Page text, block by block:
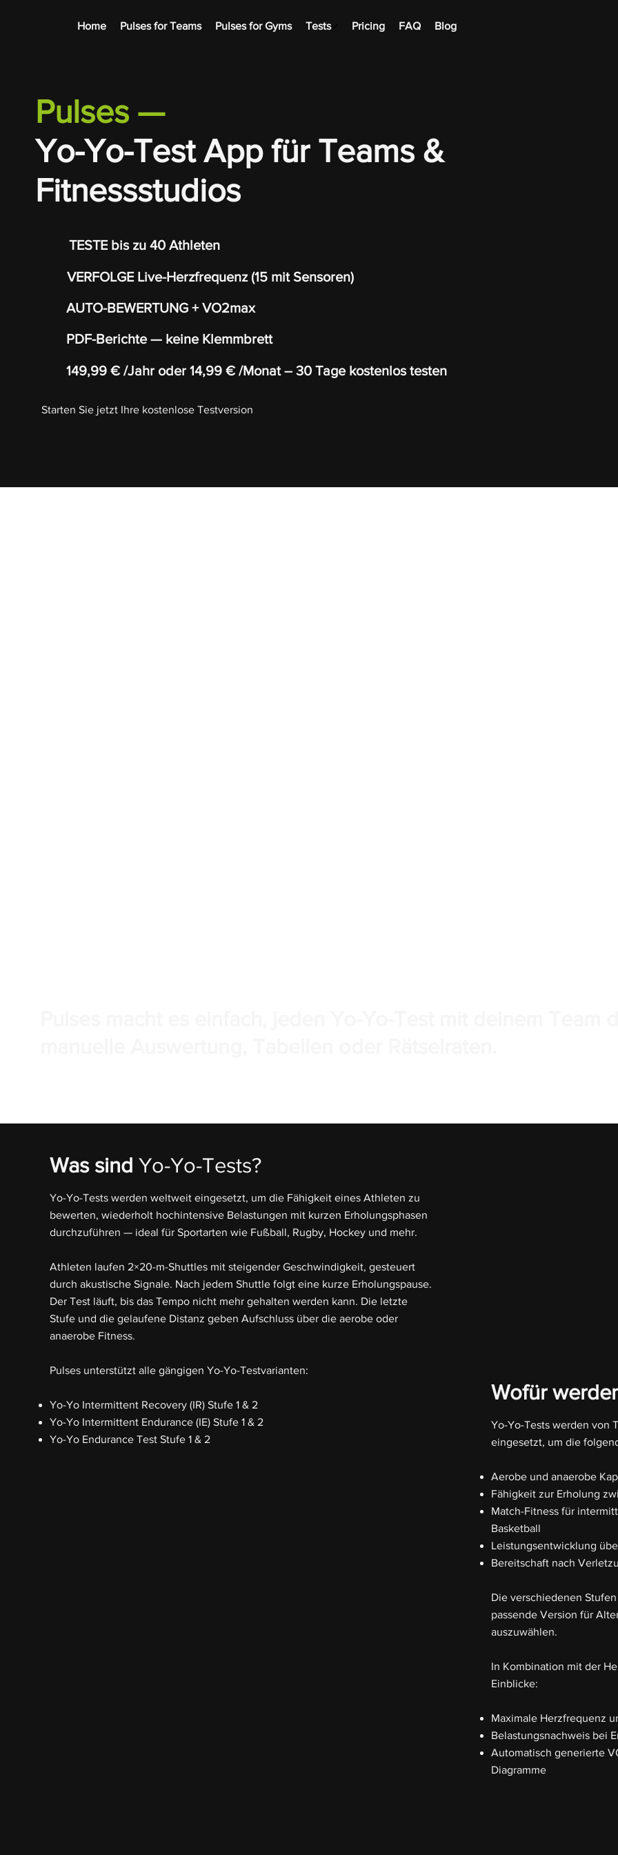
Home Pulses for Teams Pulses for Gyms Tests Pricing FAQ Blog
Pulses —
Yo-Yo-Test App für Teams &
Fitnessstudios
TESTE bis zu 40 Athleten
VERFOLGE Live-Herzfrequenz (15 mit Sensoren)
AUTO-BEWERTUNG + VO2max
PDF-Berichte — keine Klemmbrett
149,99 € /Jahr oder 14,99 € /Monat – 30 Tage kostenlos testen
Starten Sie jetzt Ihre kostenlose Testversion
Was sind Yo-Yo-Tests?
Yo-Yo-Tests werden weltweit eingesetzt, um die Fähigkeit eines Athleten zu
bewerten, wiederholt hochintensive Belastungen mit kurzen Erholungsphasen
durchzuführen — ideal für Sportarten wie Fußball, Rugby, Hockey und mehr.
Athleten laufen 2×20-m-Shuttles mit steigender Geschwindigkeit, gesteuert
durch akustische Signale. Nach jedem Shuttle folgt eine kurze Erholungspause.
Der Test läuft, bis das Tempo nicht mehr gehalten werden kann. Die letzte
Stufe und die gelaufene Distanz geben Aufschluss über die aerobe oder
anaerobe Fitness.
Pulses unterstützt alle gängigen Yo-Yo-Testvarianten:
Yo-Yo Intermittent Recovery (IR) Stufe 1 & 2
Yo-Yo Intermittent Endurance (IE) Stufe 1 & 2
Yo-Yo Endurance Test Stufe 1 & 2
Wofür
Yo-Yo-Tests werden von
eingesetzt, um die
Aerobe und anaerobe
Fähigkeit zur Erholung
Match-Fitness für
Basketball
Leistungsentwicklung
Bereitschaft nach
Die verschiedenen
passende Version für
auszuwählen.
In Kombination mit der
Einblicke:
Maximale Herzfrequenz
Belastungsnachweis bei
Automatisch generierte
Diagramme